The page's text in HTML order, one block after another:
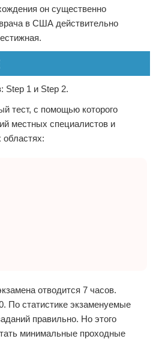
он существенно
в США действительно
Step 1 и Step 2.
тест, с помощью которого
местных специалистов и
областях:
отводится 7 часов.
По статистике экзаменуемые
правильно. Но этого
минимальные проходные